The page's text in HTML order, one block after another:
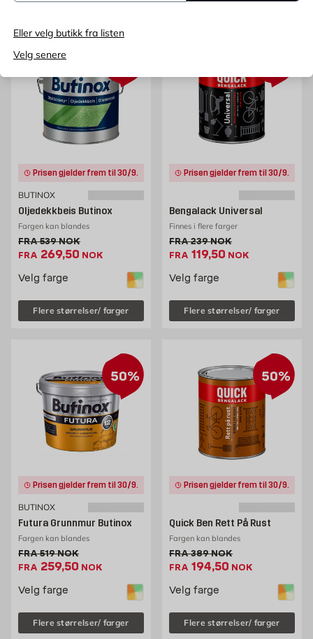
Eller velg butikk fra listen
Velg senere
Prisen gjelder frem til 30/9.
BUTINOX
Oljedekkbeis Butinox
Fargen kan blandes
FRAGammel pris 539 NOK /stk
539NOK
FRA Ekstrapris 269.5 NOK /stk
269,50 NOK
Velg farge
Flere størrelser/ farger
Prisen gjelder frem til 30/9.
Bengalack Universal
Finnes i flere farger
FRAGammel pris 239 NOK /stk
239NOK
FRA Ekstrapris 119.5
119,50 NOK
Velg farge
Flere størrelser/ farger
50%
Prisen gjelder frem til 30/9.
BUTINOX
Futura Grunnmur Butinox
Fargen kan blandes
FRAGammel pris 519 NOK /stk
519NOK
FRA Ekstrapris 259.5 NOK /stk
259,50 NOK
Velg farge
Flere størrelser/ farger
50%
Prisen gjelder frem til 30/9.
Quick Ben Rett På Rust
Fargen kan blandes
FRAGammel pris 389 NOK /stk
389NOK
FRA Ekstrapris 194.5
194,50 NOK
Velg farge
Flere størrelser/ farger